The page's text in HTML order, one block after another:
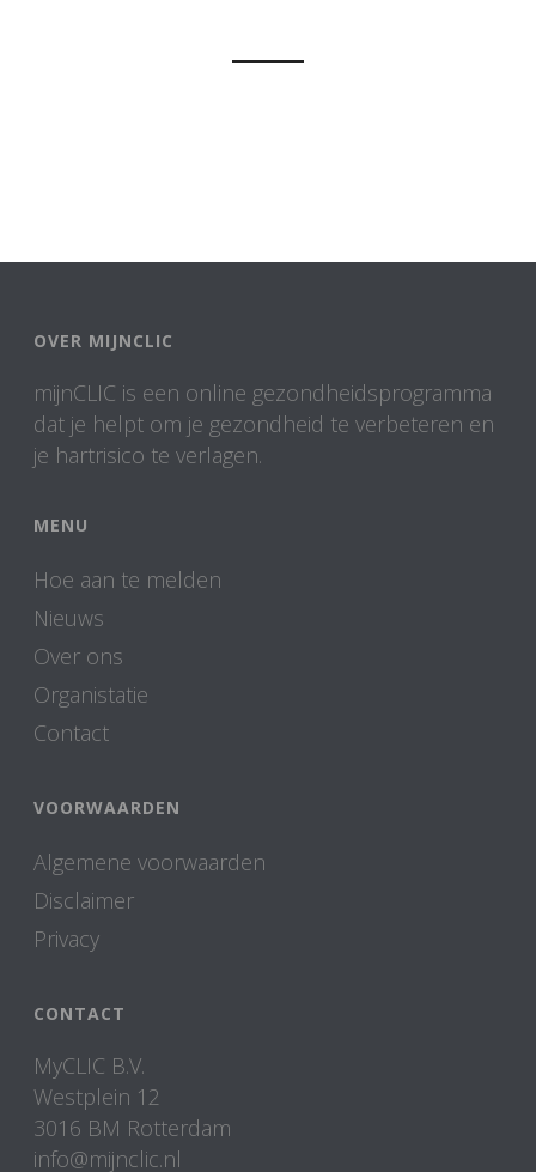
OVER MIJNCLIC
mijnCLIC is een online gezondheidsprogramma
dat je helpt om je gezondheid te verbeteren en
je hartrisico te verlagen.
MENU
Hoe aan te melden
Nieuws
Over ons
Organistatie
Contact
VOORWAARDEN
Algemene voorwaarden
Disclaimer
Privacy
CONTACT
MyCLIC B.V.
Westplein 12
3016 BM Rotterdam
info@mijnclic.nl